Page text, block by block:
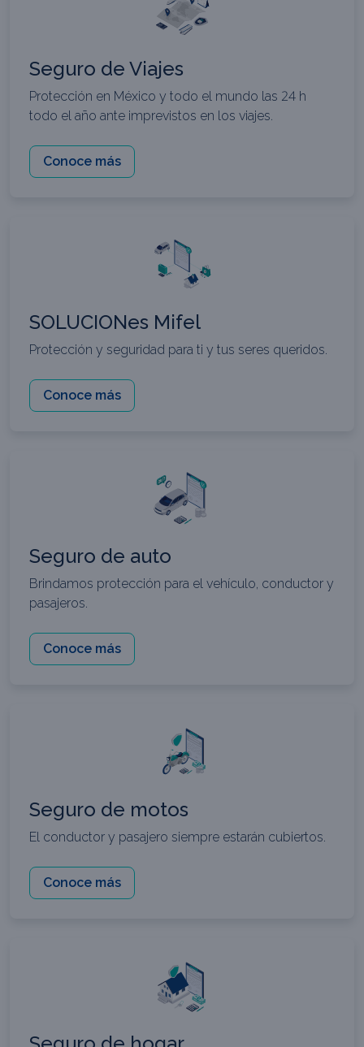
Seguro de Viajes
Protección en México y todo el mundo las 24 h
todo el año ante imprevistos en los viajes.
Conoce más
SOLUCIONes Mifel
Protección y seguridad para ti y tus seres queridos.
Conoce más
Seguro de auto
Brindamos protección para el vehículo, conductor y
pasajeros.
Conoce más
Seguro de motos
El conductor y pasajero siempre estarán cubiertos.
Conoce más